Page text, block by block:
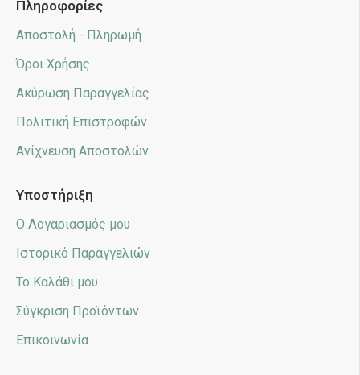
Πληροφορίες
Αποστολή - Πληρωμή
Όροι Χρήσης
Ακύρωση Παραγγελίας
Πολιτική Επιστροφών
Ανίχνευση Αποστολών
Υποστήριξη
Ο Λογαριασμός μου
Ιστορικό Παραγγελιών
Το Καλάθι μου
Σύγκριση Προϊόντων
Επικοινωνία